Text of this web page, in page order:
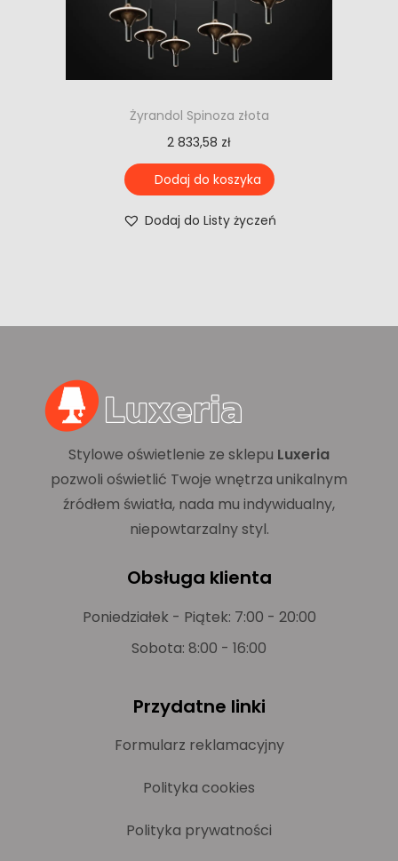
Żyrandol Spinoza złota
2 833,58 zł
Dodaj do koszyka
Dodaj do Listy życzeń
Stylowe oświetlenie ze sklepu Luxeria
pozwoli oświetlić Twoje wnętrza unikalnym
źródłem światła, nada mu indywidualny,
niepowtarzalny styl.
Obsługa klienta
Poniedziałek - Piątek: 7:00 - 20:00
Sobota: 8:00 - 16:00
Przydatne linki
Formularz reklamacyjny
Polityka cookies
Polityka prywatności